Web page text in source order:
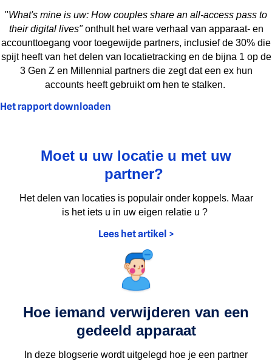
"What's mine is uw: How couples share an all-access pass to
their digital lives"onthult het ware verhaal van apparaat- en
accounttoegang voor toegewijde partners, inclusief de 30% die
spijt heeft van het delen van locatietracking en de bijna 1 op de
3 Gen Z en Millennial partners die zegt dat een ex hun
accounts heeft gebruikt om hen te stalken.
Het rapport downloaden
Moet u uw locatie u met uw
partner?
Het delen van locaties is populair onder koppels. Maar
is het iets u in uw eigen relatie u ?
Lees het artikel >
Hoe iemand verwijderen van een
gedeeld apparaat
In deze blogserie wordt uitgelegd hoe je een partner